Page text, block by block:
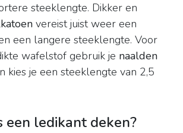
steeklengte. Dikker en
vereist juist weer een
een langere steeklengte. Voor
wafelstof gebruik je naalden
kies je een steeklengte van 2,5
een ledikant deken?